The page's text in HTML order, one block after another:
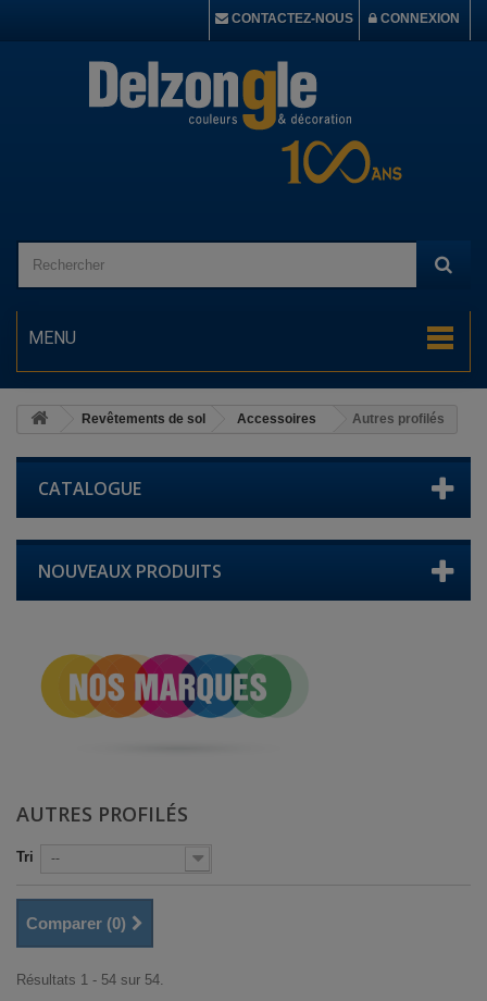
CONNEXION
CONTACTEZ-NOUS
MENU
Revêtements de sol Accessoires Autres profilés
CATALOGUE
NOUVEAUX PRODUITS
AUTRES PROFILÉS
Tri --
Comparer (0)
Résultats 1 - 54 sur 54.